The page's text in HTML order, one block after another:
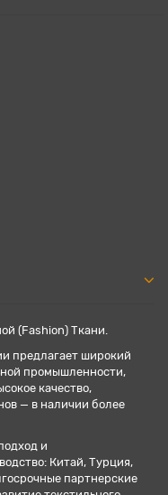
(Fashion) Ткани.
предлагает широкий
промышленности,
качество,
— в наличии более
и
Китай, Турция,
партнерские